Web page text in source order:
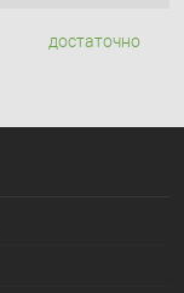
достаточно